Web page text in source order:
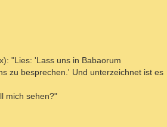
"Lies: 'Lass uns in Babaorum
zu besprechen.' Und unterzeichnet ist es
mich sehen?"